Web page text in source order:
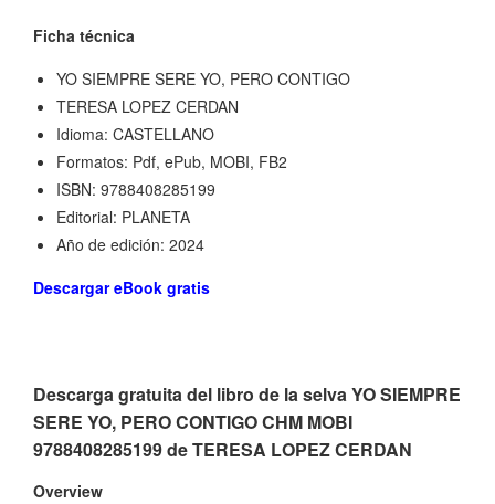
Ficha técnica
YO SIEMPRE SERE YO, PERO CONTIGO
TERESA LOPEZ CERDAN
Idioma: CASTELLANO
Formatos: Pdf, ePub, MOBI, FB2
ISBN: 9788408285199
Editorial: PLANETA
Año de edición: 2024
Descargar eBook gratis
Descarga gratuita del libro de la selva YO SIEMPRE
SERE YO, PERO CONTIGO CHM MOBI
9788408285199 de TERESA LOPEZ CERDAN
Overview